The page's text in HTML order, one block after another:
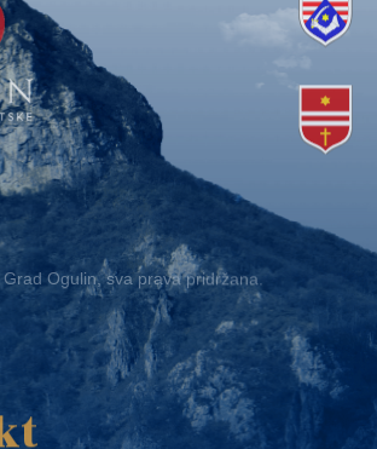
Ogulin, sva prava pridržana.